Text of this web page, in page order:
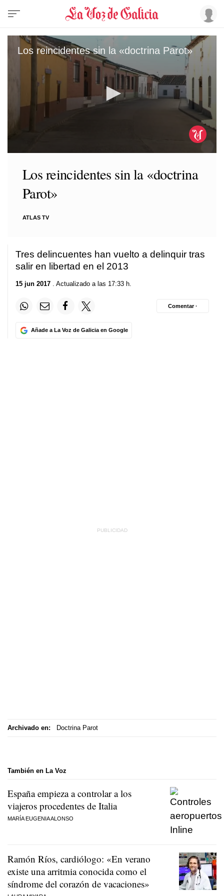
Los reincidentes sin la «doctrina Parot»
minute,
Los reincidentes sin la «doctrina
Parot»
ATLAS TV
Tres delincuentes han vuelto a delinquir tras
salir en libertad en el 2013
15 jun 2017 . Actualizado a las 17:33 h.
Añade a La Voz de Galicia en Google
Comentar ·
Archivado en: Doctrina Parot
También en La Voz
España empieza a controlar a los
viajeros procedentes de Italia
MARÍA EUGENIA ALONSO
Ramón Ríos, cardiólogo: «En verano
existe una arritmia conocida como el
síndrome del corazón de vacaciones»